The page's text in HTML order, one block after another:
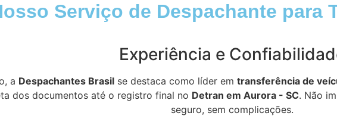
Serviço de Despachante para
Experiência e
a Despachantes Brasil se destaca como líder em transferência de
dos documentos até o registro final no Detran em Aurora - SC. Não
seguro, sem complicações.